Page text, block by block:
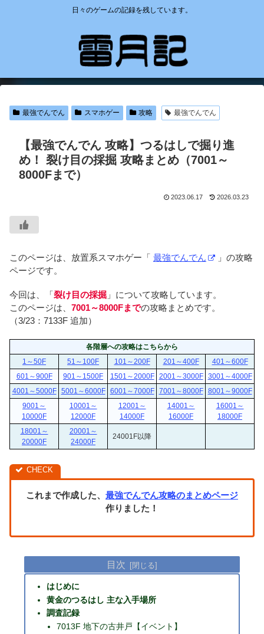
日々のゲームの記録を残しています。
最強でんでん スマホゲー 攻略 最強でんでん
【最強でんでん 攻略】つるはしで掘り進
め！ 裂け目の採掘 攻略まとめ（7001～
8000Fまで）
2023.06.17 2026.03.23
このページは、放置系スマホゲー「 最強でんでん
」の攻略
ページです。
今回は、「裂け目の採掘 」について攻略しています。
このページは、 7001～8000Fまでの攻略まとめです。
（3/23：7133F 追加）
各階層への攻略はこちらから
1～50F
51～100F 101～200F 201～400F
401～600F
601～900F
901～1500F 1501～2000F 2001～3000F
3001～4000F
4001～5000F
5001～6000F 6001～7000F 7001～8000F
8001～9000F
9001～
10000F
10001～
12000F
12001～
14000F
14001～
16000F
16001～
18000F
18001～
20000F
20001～
24000F
24001F以降
これまで作成した、 最強でんでん攻略のまとめページ
作りました！
目次
はじめに
黄金のつるはし 主な入手場所
調査記録
7013F 地下の古井戸【イベント】